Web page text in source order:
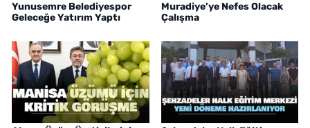
Yunusemre Belediyespor
Geleceğe Yatırım Yaptı
Muradiye’ye Nefes Olacak
Çalışma